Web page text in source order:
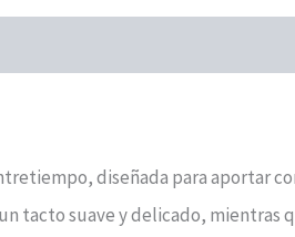
diseñada para aportar
tacto suave y delicado, mientras